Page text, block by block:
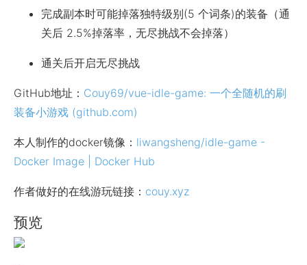
完成副本时可能掉落独特级别(5 个词条)的装备（通
关后 2.5%掉落率，无尽挑战不会掉落）
通关后开启无尽挑战
GitHub地址： Couy69/vue-idle-game: 一个全随机的刷
装备小游戏 (github.com)
本人制作的docker镜像： liwangsheng/idle-game -
Docker Image | Docker Hub
作者做好的在线游玩链接： couy.xyz
预览